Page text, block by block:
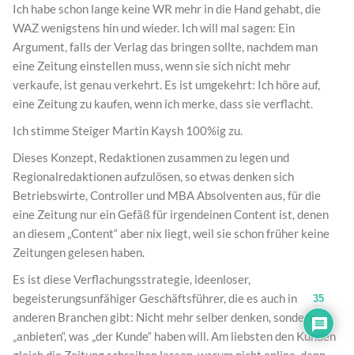
Ich habe schon lange keine WR mehr in die Hand gehabt, die
WAZ wenigstens hin und wieder. Ich will mal sagen: Ein
Argument, falls der Verlag das bringen sollte, nachdem man
eine Zeitung einstellen muss, wenn sie sich nicht mehr
verkaufe, ist genau verkehrt. Es ist umgekehrt: Ich höre auf,
eine Zeitung zu kaufen, wenn ich merke, dass sie verflacht.
Ich stimme Steiger Martin Kaysh 100%ig zu.
Dieses Konzept, Redaktionen zusammen zu legen und
Regionalredaktionen aufzulösen, so etwas denken sich
Betriebswirte, Controller und MBA Absolventen aus, für die
eine Zeitung nur ein Gefäß für irgendeinen Content ist, denen
an diesem „Content“ aber nix liegt, weil sie schon früher keine
Zeitungen gelesen haben.
Es ist diese Verflachungsstrategie, ideenloser,
begeisterungsunfähiger Geschäftsführer, die es auch in
anderen Branchen gibt: Nicht mehr selber denken, sondern
„anbieten“, was „der Kunde“ haben will. Am liebsten den Kunden
35